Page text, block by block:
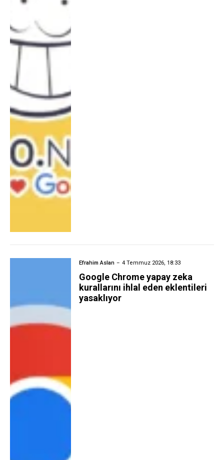
Efrahim Aslan 4 Temmuz 2026, 18:33
Google Chrome yapay zeka
kurallarını ihlal eden eklentileri
yasaklıyor